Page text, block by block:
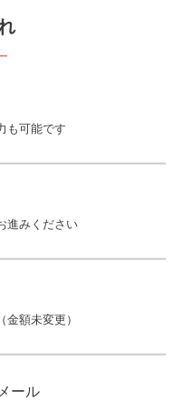
も可能です
進みください
額未変更）
ール